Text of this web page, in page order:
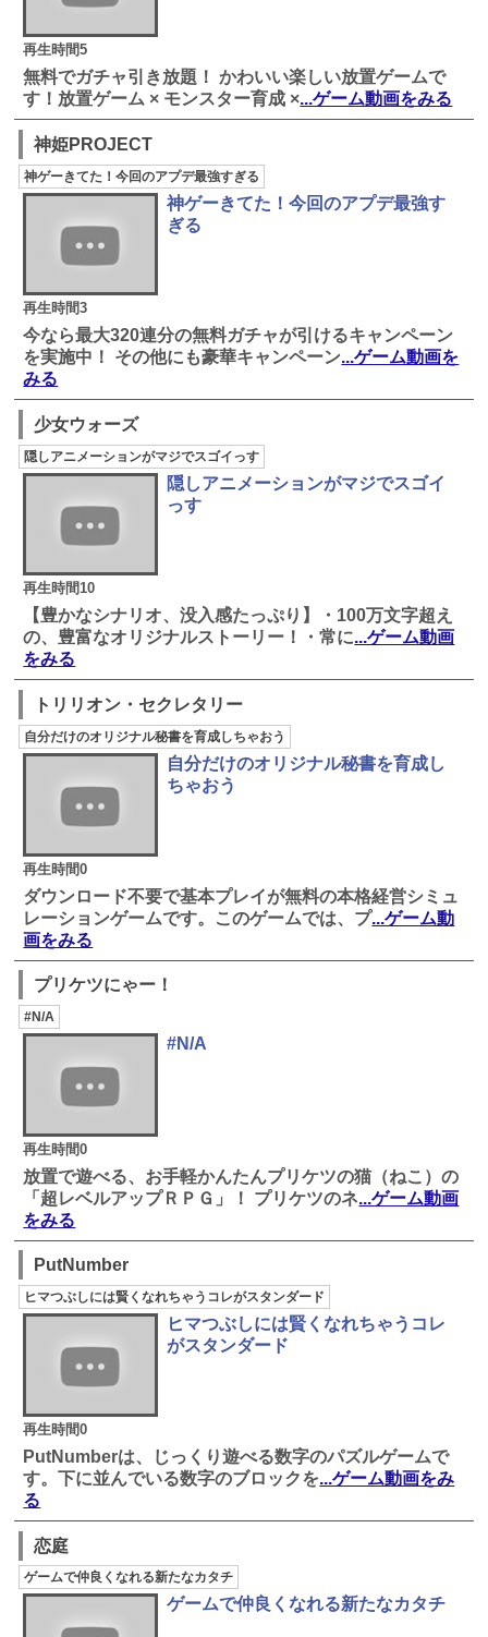
再生時間5
無料でガチャ引き放題！ かわいい楽しい放置ゲームで
す！放置ゲーム × モンスター育成 ×...ゲーム動画をみる
神姫PROJECT
神ゲーきてた！今回のアプデ最強すぎる
再生時間3
神ゲーきてた！今回のアプデ最強す
ぎる
今なら最大320連分の無料ガチャが引けるキャンペーン
を実施中！ その他にも豪華キャンペーン...ゲーム動画を
みる
少女ウォーズ
隠しアニメーションがマジでスゴイっす
再生時間10
隠しアニメーションがマジでスゴイ
っす
【豊かなシナリオ、没入感たっぷり】・100万文字超え
の、豊富なオリジナルストーリー！・常に...ゲーム動画
をみる
トリリオン・セクレタリー
自分だけのオリジナル秘書を育成しちゃおう
再生時間0
自分だけのオリジナル秘書を育成し
ちゃおう
ダウンロード不要で基本プレイが無料の本格経営シミュ
レーションゲームです。このゲームでは、プ...ゲーム動
画をみる
プリケツにゃー！
#N/A
再生時間0
#N/A
放置で遊べる、お手軽かんたんプリケツの猫（ねこ）の
「超レベルアップＲＰＧ」！ プリケツのネ...ゲーム動画
をみる
PutNumber
ヒマつぶしには賢くなれちゃうコレがスタンダード
再生時間0
ヒマつぶしには賢くなれちゃうコレ
がスタンダード
PutNumberは、じっくり遊べる数字のパズルゲームで
す。下に並んでいる数字のブロックを...ゲーム動画をみ
る
恋庭
ゲームで仲良くなれる新たなカタチ
ゲームで仲良くなれる新たなカタチ